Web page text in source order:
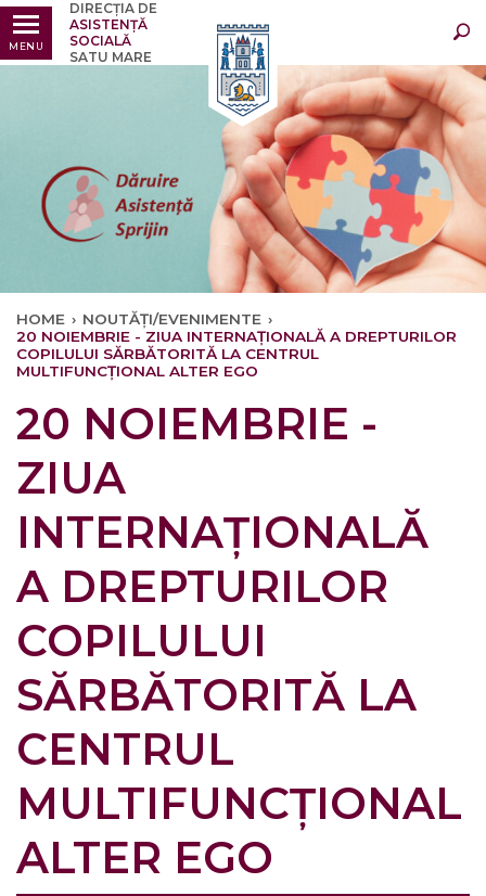
MENU
DIRECȚIA DE
ASISTENȚĂ
SOCIALĂ
SATU MARE
Ultimele
HOME › NOUTĂȚI/EVENIMENTE ›
20 NOIEMBRIE - ZIUA INTERNAȚIONALĂ A DREPTURILOR
COPILULUI SĂRBĂTORITĂ LA CENTRUL
MULTIFUNCȚIONAL ALTER EGO
20 NOIEMBRIE -
ZIUA
INTERNAȚIONALĂ
A DREPTURILOR
COPILULUI
SĂRBĂTORITĂ LA
CENTRUL
MULTIFUNCȚIONAL
ALTER EGO